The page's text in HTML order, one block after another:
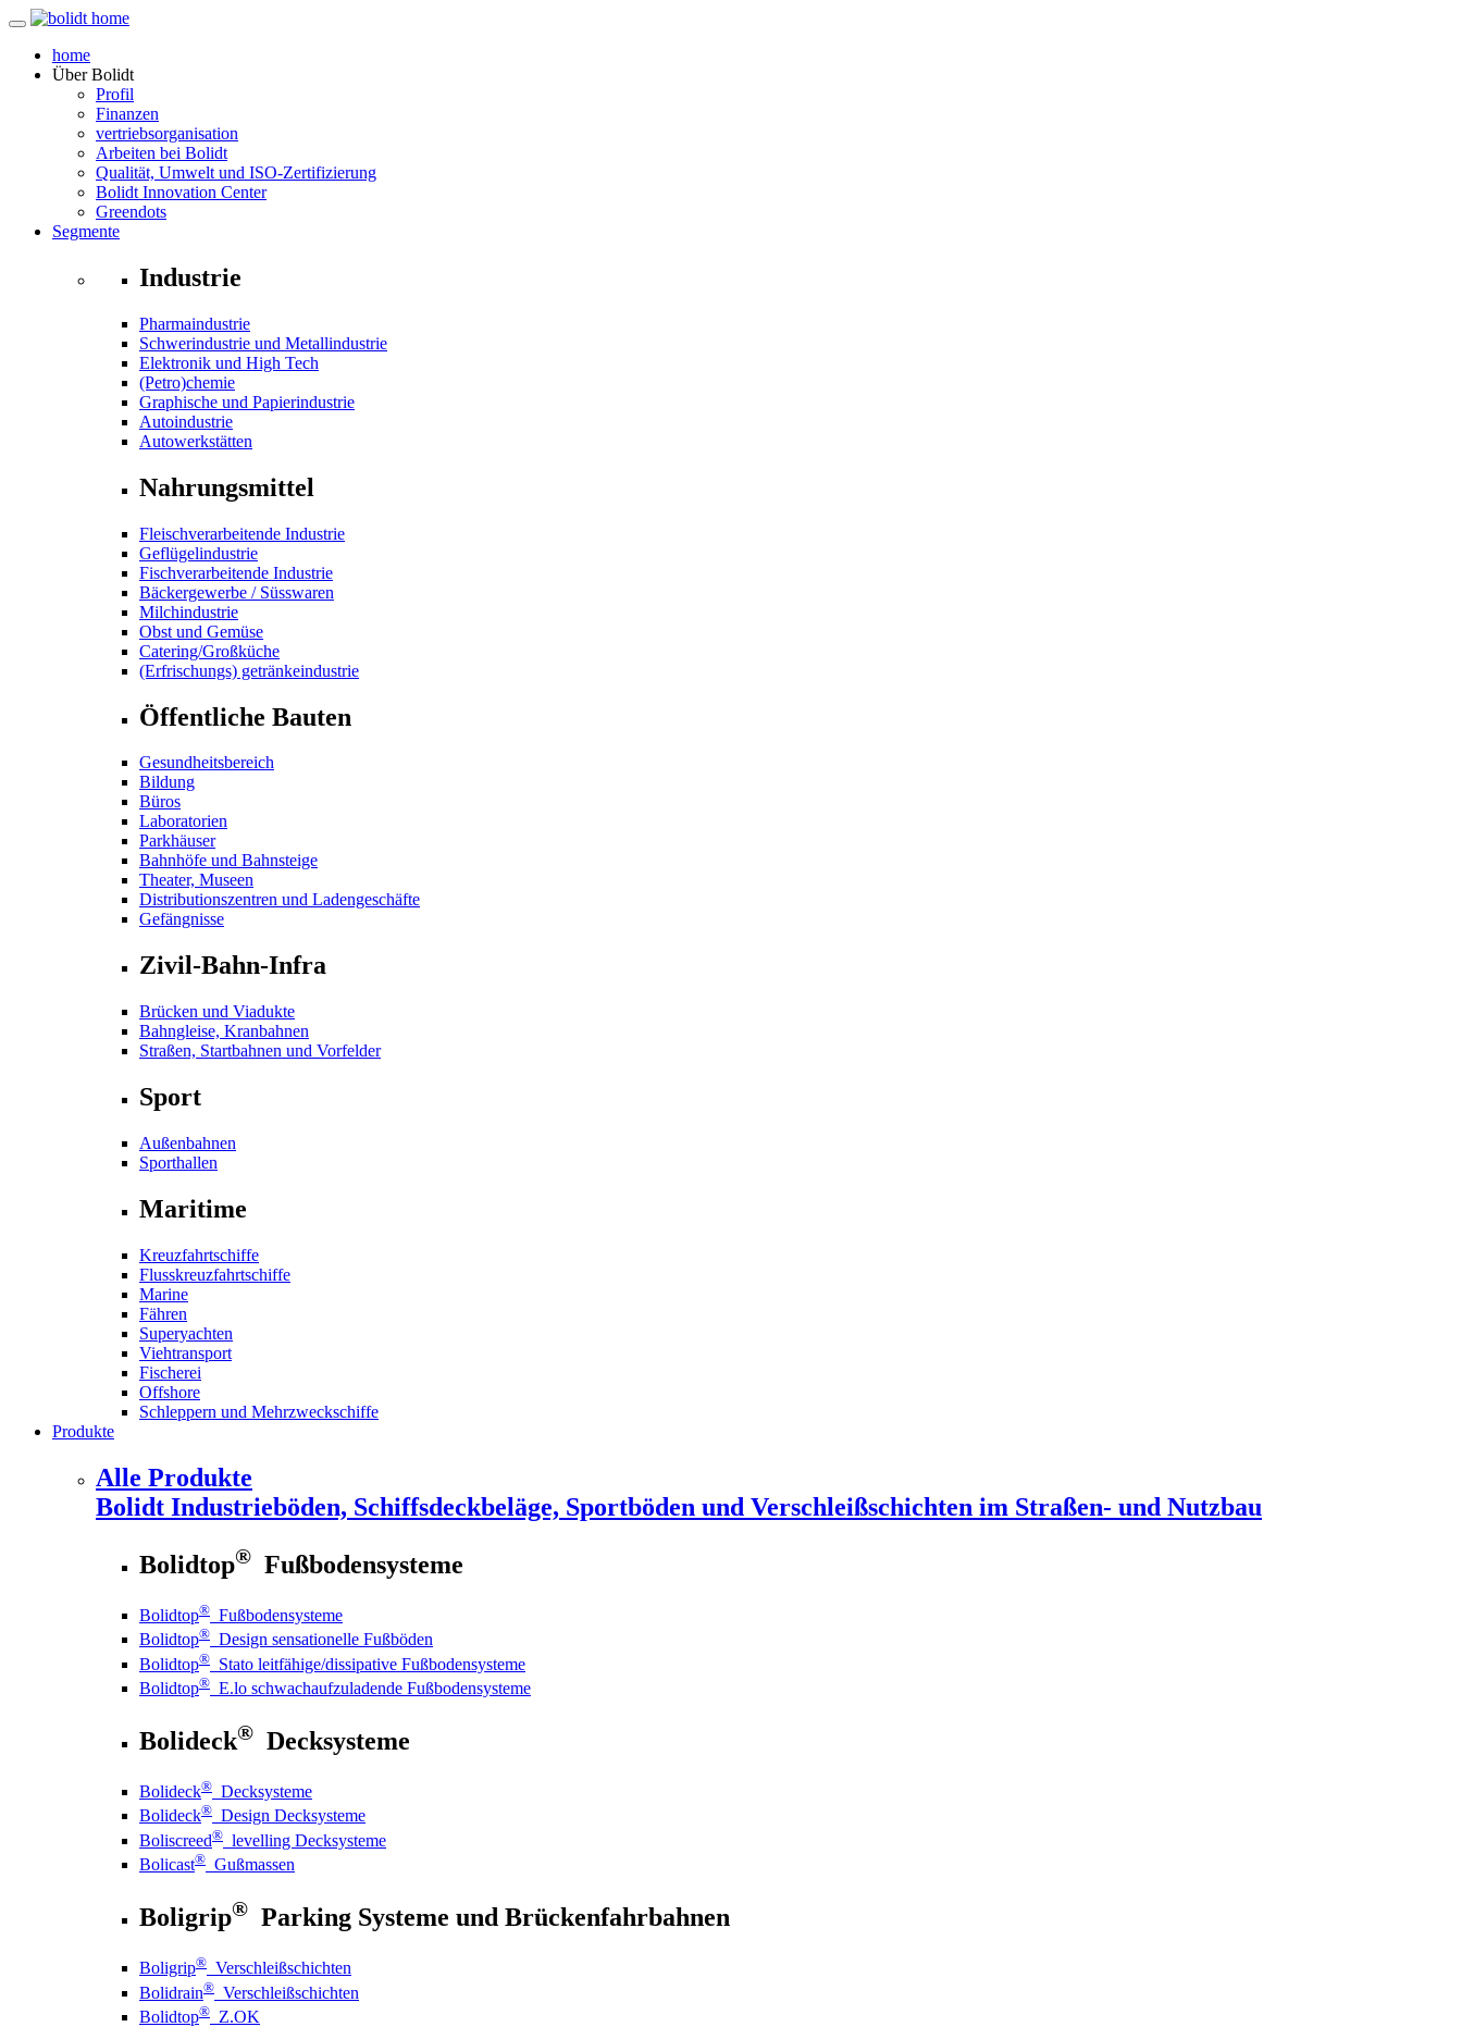
home
ÜberBolidt
Profil
Finanzen
vertriebsorganisation
Arbeiten bei Bolidt
Qualität, Umwelt und ISO-Zertifizierung
Bolidt Innovation Center
Greendots
Segmente
Industrie
Pharmaindustrie
Schwerindustrie und Metallindustrie
Elektronik und High Tech
(Petro)chemie
Graphische und Papierindustrie
Autoindustrie
Autowerkstätten
Nahrungsmittel
Fleischverarbeitende Industrie
Geflügelindustrie
Fischverarbeitende Industrie
Bäckergewerbe / Süsswaren
Milchindustrie
Obst und Gemüse
Catering/Großküche
(Erfrischungs) getränkeindustrie
Öffentliche Bauten
Gesundheitsbereich
Bildung
Büros
Laboratorien
Parkhäuser
Bahnhöfe und Bahnsteige
Theater, Museen
Distributionszentren und Ladengeschäfte
Gefängnisse
Zivil-Bahn-Infra
Brücken und Viadukte
Bahngleise, Kranbahnen
Straßen, Startbahnen und Vorfelder
Sport
Außenbahnen
Sporthallen
Maritime
Kreuzfahrtschiffe
Flusskreuzfahrtschiffe
Marine
Fähren
Superyachten
Viehtransport
Fischerei
Offshore
Schleppern und Mehrzweckschiffe
Produkte
Alle Produkte
Bolidt Industrieböden, Schiffsdeckbeläge, Sportböden und Verschleißschichten im Straßen- und Nutzbau
Bolidtop® Fußbodensysteme
Bolidtop® Fußbodensysteme
Bolidtop® Design sensationelle Fußböden
Bolidtop® Stato leitfähige/dissipative Fußbodensysteme
Bolidtop® E.lo schwachaufzuladende Fußbodensysteme
Bolideck® Decksysteme
Bolideck® Decksysteme
Bolideck® Design Decksysteme
Boliscreed® levelling Decksysteme
Bolicast® Gußmassen
Boligrip® Parking Systeme und Brückenfahrbahnen
Boligrip® Verschleißschichten
Bolidrain® Verschleißschichten
Bolidtop® Z.OK